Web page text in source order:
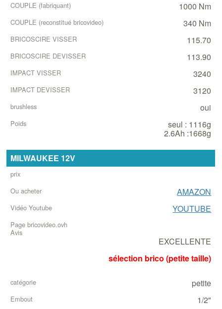
1000 Nm
340 Nm
115.70
113.90
3240
3120
oui
seul : 1116g
2.6Ah :1668g
MILWAUKEE 12V
AMAZON
YOUTUBE
EXCELLENTE
sélection brico (petite taille)
petite
1/2"